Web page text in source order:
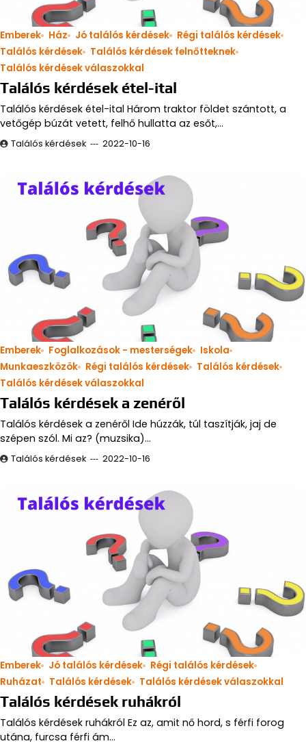
Emberek Ház Jó találós kérdések
Régi találós kérdések
Találós kérdések
Találós kérdések felnőtteknek
Találós kérdések válaszokkal
Találós kérdések étel-ital
Találós kérdések étel-ital Három traktor földet szántott, a
vetőgép búzát vetett, felhő hullatta az esőt,…
Találós kérdések 2022-10-16
Emberek Foglalkozások - mesterségek
Iskola
Munkaeszközök
Régi találós kérdések
Találós kérdések
Találós kérdések válaszokkal
Találós kérdések a zenéről
Találós kérdések a zenéről Ide húzzák, túl taszítják, jaj de
szépen szól. Mi az? (muzsika)…
Találós kérdések 2022-10-16
Emberek Jó találós kérdések
Régi találós kérdések
Ruházat
Találós kérdések Találós kérdések válaszokkal
Találós kérdések ruhákról
Találós kérdések ruhákról Ez az, amit nő hord, s férfi forog
utána, furcsa férfi ám…